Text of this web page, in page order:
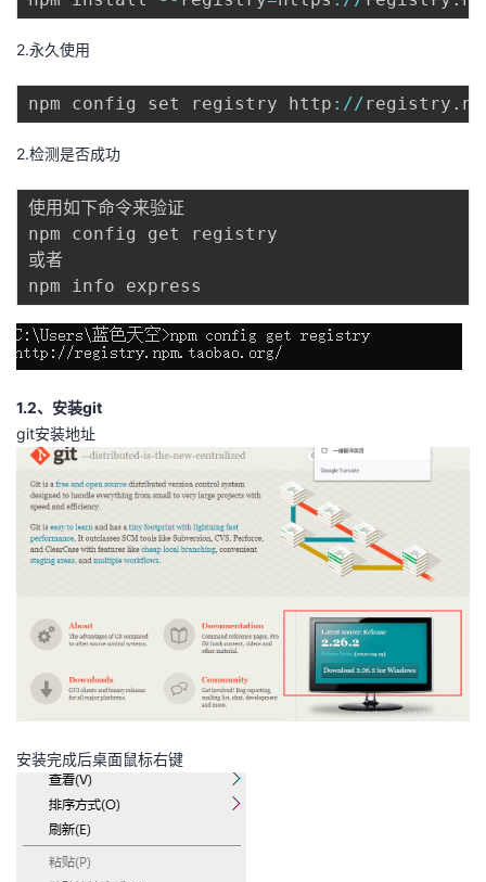
动
关
的
发
者
学
堂
我
的
课
程
我
的
认
我
的
我
藏
我
Programs
的
支
持
我
的
技
术
支
我
的
云
声
2.永久使用
npm config set registry http : //registry .
2.检测是否成功
使用如下命令来验证
npm config get registry
或者
1.2、安装git
git安装地址
安装完成后桌面鼠标右键